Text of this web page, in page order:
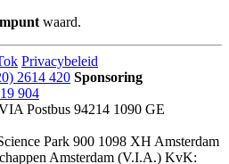
waard.
Privacybeleid
2614 420 Sponsoring
904
Postbus 94214 1090 GE
Park 900 1098 XH Amsterdam
Amsterdam (V.I.A.) KvK: